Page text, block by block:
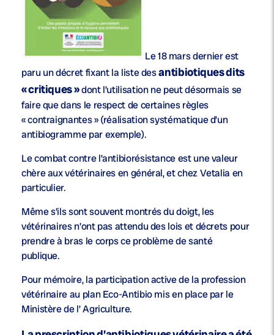
Le 18 mars dernier est
paru un décret fixant la liste desantibiotiques dits
« critiques »dont l’utilisation ne peut désormais se
faire que dans le respect de certaines règles
« contraignantes » (réalisation systématique d’un
antibiogramme par exemple).
Le combat contre l’antibiorésistance est une valeur
chère aux vétérinaires en général, et chez Vetalia en
particulier.
Même s’ils sont souvent montrés du doigt, les
vétérinaires n’ont pas attendu des lois et décrets pour
prendre à bras le corps ce problème de santé
publique.
Pour mémoire, la participation active de la profession
vétérinaire au plan Eco-Antibio mis en place par le
Ministère de l’ Agriculture.